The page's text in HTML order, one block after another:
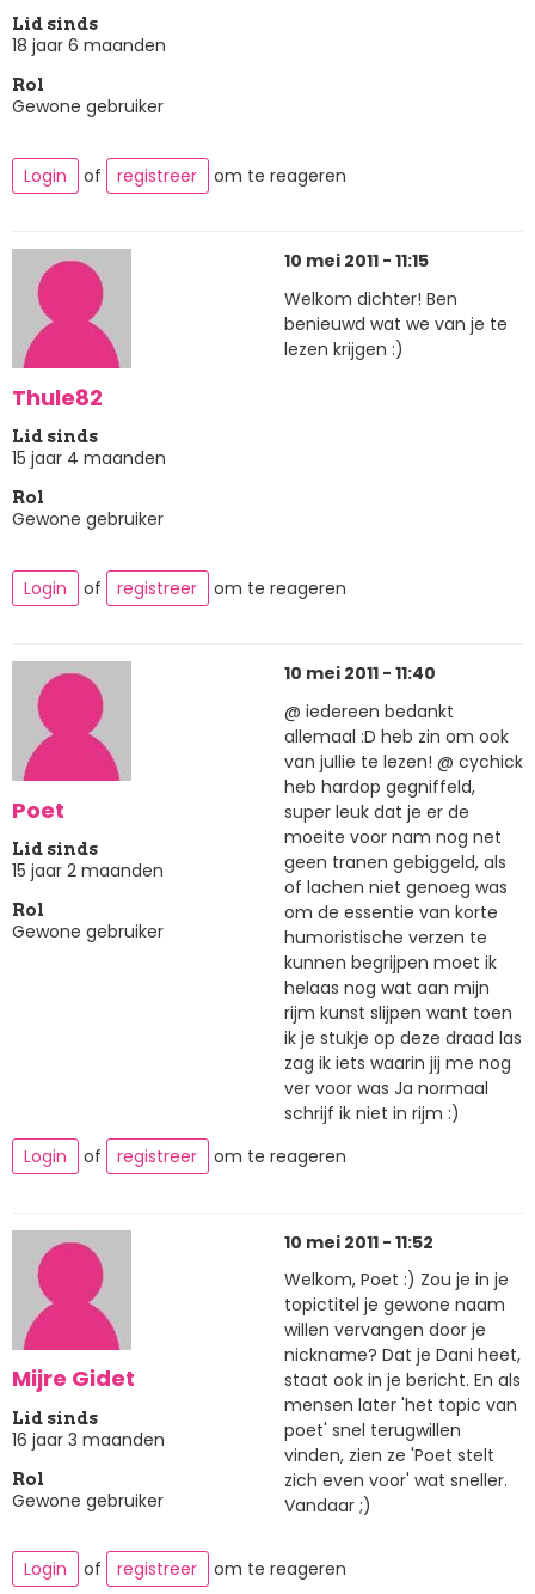
Lid sinds
18 jaar 6 maanden
Rol
Gewone gebruiker
Login of registreer om te reageren
Thule82
Lid sinds
15 jaar 4 maanden
Rol
Gewone gebruiker
10 mei 2011 - 11:15
Welkom dichter! Ben
benieuwd wat we van je te
lezen krijgen :)
Login of registreer om te reageren
Poet
Lid sinds
15 jaar 2 maanden
Rol
Gewone gebruiker
10 mei 2011 - 11:40
@ iedereen bedankt
allemaal :D heb zin om ook
van jullie te lezen! @ cychick
heb hardop gegniffeld,
super leuk dat je er de
moeite voor nam nog net
geen tranen gebiggeld, als
of lachen niet genoeg was
om de essentie van korte
humoristische verzen te
kunnen begrijpen moet ik
helaas nog wat aan mijn
rijm kunst slijpen want toen
ik je stukje op deze draad las
zag ik iets waarin jij me nog
ver voor was Ja normaal
schrijf ik niet in rijm :)
Login
of registreer om te reageren
Mijre Gidet
Lid sinds
16 jaar 3 maanden
Rol
Gewone gebruiker
10 mei 2011 - 11:52
Welkom, Poet :) Zou je in je
topictitel je gewone naam
willen vervangen door je
nickname? Dat je Dani heet,
staat ook in je bericht. En als
mensen later 'het topic van
poet' snel terugwillen
vinden, zien ze 'Poet stelt
zich even voor' wat sneller.
Vandaar ;)
Login of registreer om te reageren